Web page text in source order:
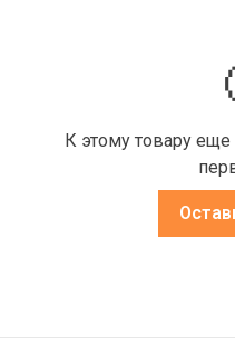
К этому товару